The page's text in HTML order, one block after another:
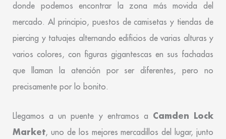
donde podemos encontrar la zona más movida del
mercado. Al principio, puestos de camisetas y tiendas de
piercing y tatuajes alternando edificios de varias alturas y
varios colores, con figuras gigantescas en sus fachadas
que llaman la atención por ser diferentes, pero no
precisamente por lo bonito.
Llegamos a un puente y entramos a Camden Lock
Market, uno de los mejores mercadillos del lugar, junto